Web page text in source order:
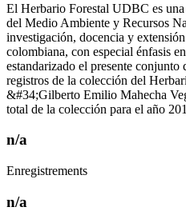
El Herbario Forestal UDBC es
del Medio Ambiente y Recursos
investigación, docencia y
colombiana, con especial énfasis
estandarizado el presente
registros de la colección del
&#34;Gilberto Emilio Mahecha
total de la colección para el año
n/a
Enregistrements
n/a